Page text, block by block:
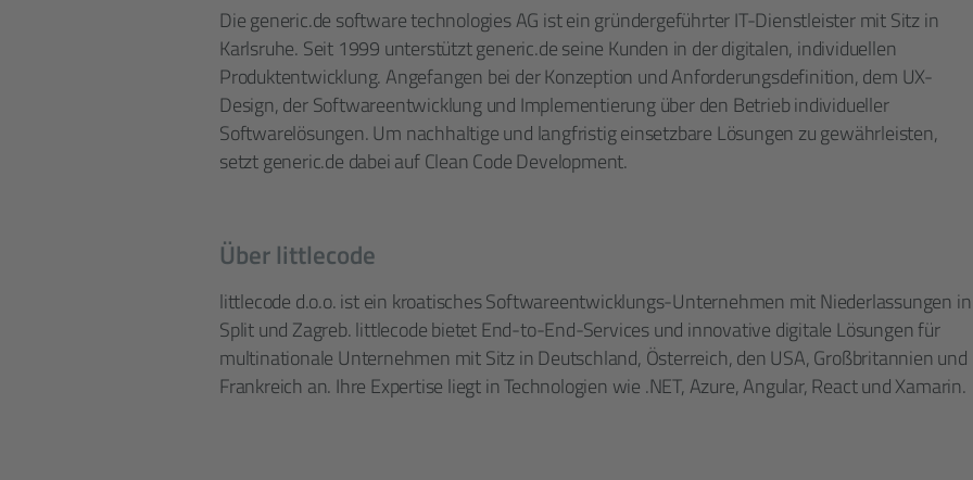
Die generic.de software technologies AG ist ein gründergeführter IT-Dienstleister mit Sitz in
Karlsruhe. Seit 1999 unterstützt generic.de seine Kunden in der digitalen, individuellen
Produktentwicklung. Angefangen bei der Konzeption und Anforderungsdefinition, dem UX-
Design, der Softwareentwicklung und Implementierung über den Betrieb individueller
Softwarelösungen. Um nachhaltige und langfristig einsetzbare Lösungen zu gewährleisten,
setzt generic.de dabei auf Clean Code Development.
Über littlecode
littlecode d.o.o. ist ein kroatisches Softwareentwicklungs-Unternehmen mit Niederlassungen in
Split und Zagreb. littlecode bietet End-to-End-Services und innovative digitale Lösungen für
multinationale Unternehmen mit Sitz in Deutschland, Österreich, den USA, Großbritannien und
Frankreich an. Ihre Expertise liegt in Technologien wie .NET, Azure, Angular, React und Xamarin.